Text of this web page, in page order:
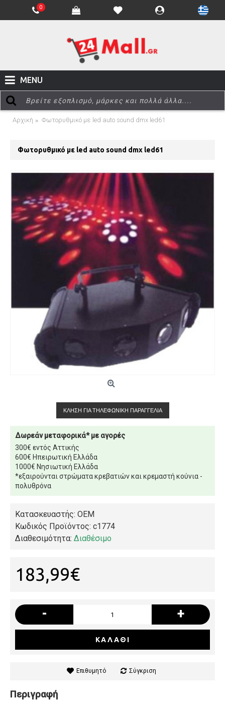
0
MENU
Αρχική Φωτορυθμικό με led auto sound dmx led61
Φωτορυθμικό με led auto sound dmx led61
ΚΛΉΣΗ ΓΙΑ ΤΗΛΕΦΩΝΙΚΉ ΠΑΡΑΓΓΕΛΊΑ
Δωρεάν μεταφορικά* με αγορές
300€ εντός Αττικής
600€ Ηπειρωτική Ελλάδα
1000€ Νησιωτική Ελλάδα
*εξαιρούνται στρώματα κρεβατιών και κρεμαστή κούνια -
πολυθρόνα
Κατασκευαστής: OEM
Κωδικός Προϊόντος: c1774
Διαθεσιμότητα: Διαθέσιμο
183,99€
- +
ΚΑΛΆΘΙ
Επιθυμητό Σύγκριση
Περιγραφή